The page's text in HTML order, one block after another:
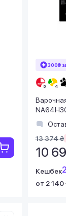
300₴
13 374 ₴
10
Кешбек
от 2